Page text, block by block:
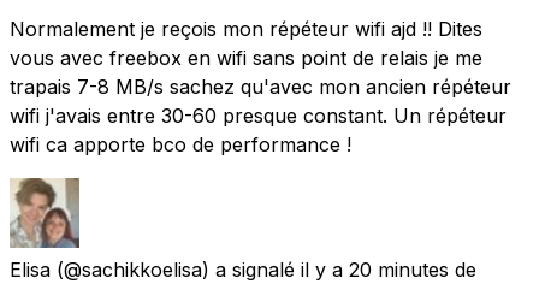
Normalement je reçois mon répéteur wifi ajd !! Dites
vous avec freebox en wifi sans point de relais je me
trapais 7-8 MB/s sachez qu'avec mon ancien répéteur
wifi j'avais entre 30-60 presque constant. Un répéteur
wifi ca apporte bco de performance !
Elisa (@sachikkoelisa) a signalé il y a 20 minutes de